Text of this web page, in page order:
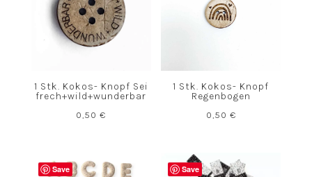
1 Stk. Kokos- Knopf Sei
frech+wild+wunderbar
0,50€
1 Stk. Kokos- Knopf
Regenbogen
0,50 €
Save Save